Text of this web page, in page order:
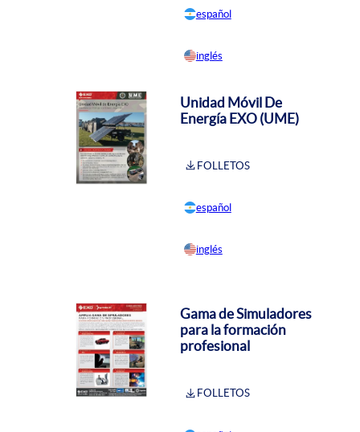
español
inglés
Unidad Móvil De
Energía EXO (UME)
FOLLETOS
español
inglés
Gama de Simuladores
para la formación
profesional
FOLLETOS